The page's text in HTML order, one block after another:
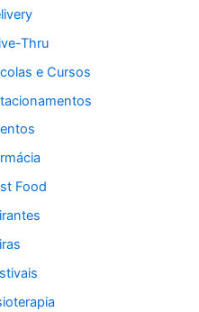
Thru
e Cursos
Food